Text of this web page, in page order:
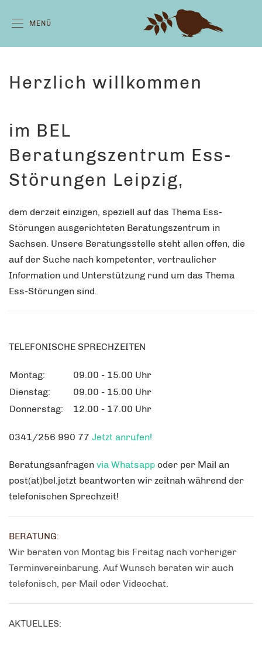
MENÜ
Herzlich willkommen
im BEL
Beratungszentrum Ess-
Störungen Leipzig,
dem derzeit einzigen, speziell auf das Thema Ess-
Störungen ausgerichteten Beratungszentrum in
Sachsen. Unsere Beratungsstelle steht allen offen, die
auf der Suche nach kompetenter, vertraulicher
Information und Unterstützung rund um das Thema
Ess-Störungen sind.
TELEFONISCHE SPRECHZEITEN
Montag:
09.00 - 15.00 Uhr
Dienstag:
09.00 - 15.00 Uhr
Donnerstag:
12.00 - 17.00 Uhr
0341/256 990 77 Jetzt anrufen!
Beratungsanfragen via Whatsapp oder per Mail an
post(at)bel.jetzt beantworten wir zeitnah während der
telefonischen Sprechzeit!
BERATUNG:
Wir beraten von Montag bis Freitag nach vorheriger
Terminvereinbarung. Auf Wunsch beraten wir auch
telefonisch, per Mail oder Videochat.
AKTUELLES: